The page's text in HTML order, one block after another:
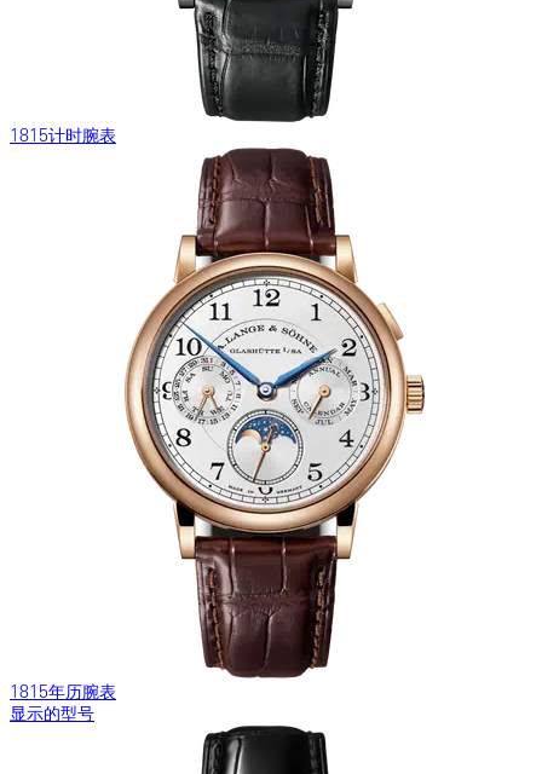
1815计时腕表
1815年历腕表
显示的型号